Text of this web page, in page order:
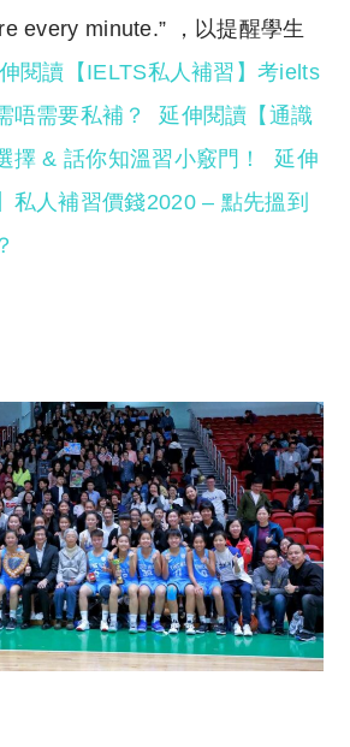
every minute.” ，以提醒學生
閱讀【IELTS私人補習】考ielts
唔需要私補？
延伸閱讀【通識
擇 & 話你知溫習小竅門！
延伸
私人補習價錢2020 – 點先搵到